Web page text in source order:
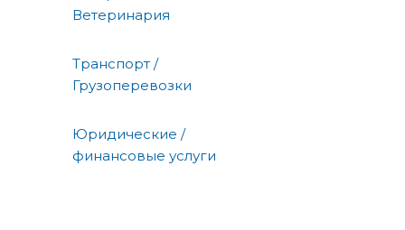
Ветеринария
Транспорт /
Грузоперевозки
Юридические /
финансовые услуги